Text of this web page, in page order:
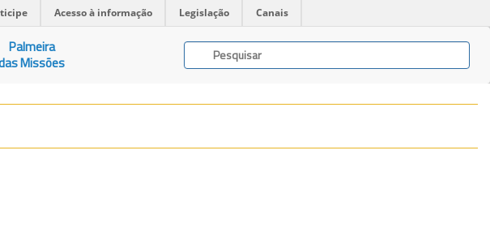
Acesso à informação Legislação Canais
Palmeira
Missões